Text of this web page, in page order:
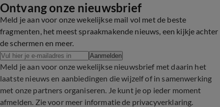
Ontvang onze nieuwsbrief
Meld je aan voor onze wekelijkse mail vol met de beste
fragmenten, het meest spraakmakende nieuws, een kijkje achter
de schermen en meer.
Aanmelden
Meld je aan voor onze wekelijkse nieuwsbrief met daarin het
laatste nieuws en aanbiedingen die wijzelf of in samenwerking
met onze partners organiseren. Je kunt je op ieder moment
afmelden. Zie voor meer informatie de privacyverklaring.